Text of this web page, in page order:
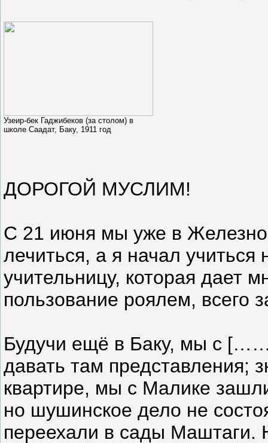
Узеир-бек Гаджибеков (за столом) в
школе Саадат, Баку, 1911 год
ДОРОГОЙ МУСЛИМ!
С 21 июня мы уже в
лечиться, а я начал
учительницу, которая дает
пользование роялем, всего
Будучи ещё в Баку, мы с
давать там представления;
квартире, мы с Малике
но шушинское дело не
переехали в сады Маштаги.